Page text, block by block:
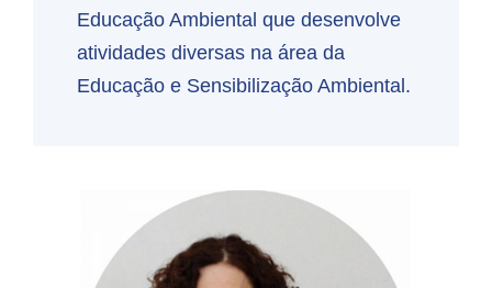
Educação Ambiental que desenvolve
atividades diversas na área da
Educação e Sensibilização Ambiental.